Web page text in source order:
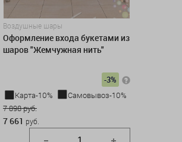
Воздушные шары
Оформление входа букетами из
шаров "Жемчужная нить"
-3%
Карта-10%
Самовывоз-10%
7 898 руб.
7 661 руб.